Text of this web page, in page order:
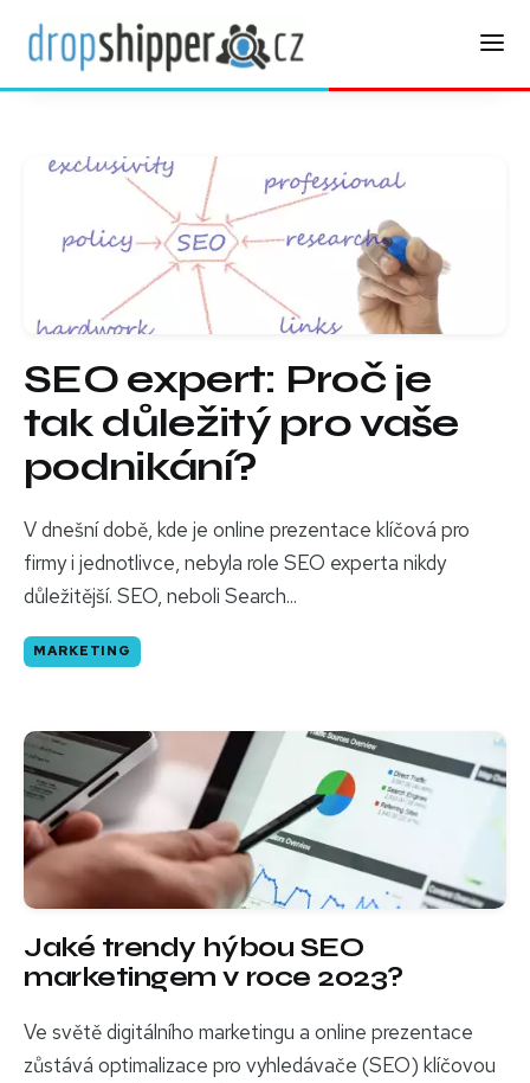
SEO expert: Proč je
tak důležitý pro vaše
podnikání?
V dnešní době, kde je online prezentace klíčová pro
firmy i jednotlivce, nebyla role SEO experta nikdy
důležitější. SEO, neboli Search...
MARKETING
Jaké trendy hýbou SEO
marketingem v roce 2023?
Ve světě digitálního marketingu a online prezentace
zůstává optimalizace pro vyhledávače (SEO) klíčovou